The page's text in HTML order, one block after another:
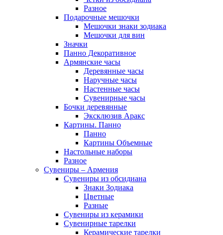
Разное
Подарочные мешочки
Мешочки знаки зодиака
Мешочки для вин
Значки
Панно Декоративное
Армянские часы
Деревянные часы
Наручные часы
Настенные часы
Сувенирные часы
Бочки деревянные
Эксклюзив Аракс
Картины. Панно
Панно
Картины Объемные
Настольные наборы
Разное
Сувениры – Армения
Сувениры из обсидиана
Знаки Зодиака
Цветные
Разные
Сувениры из керамики
Сувенирные тарелки
Керамические тарелки